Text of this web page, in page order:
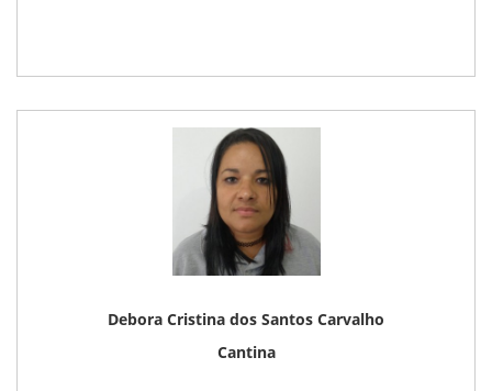
Debora Cristina dos Santos Carvalho
Cantina